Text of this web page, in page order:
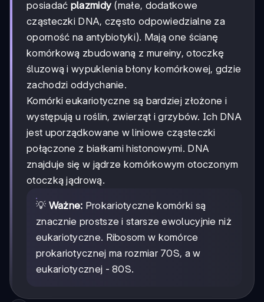
posiadać plazmidy (małe, dodatkowe
cząsteczki DNA, często odpowiedzialne za
oporność na antybiotyki). Mają one ścianę
komórkową zbudowaną z mureiny, otoczkę
śluzową i wypuklenia błony komórkowej, gdzie
zachodzi oddychanie.
Komórki eukariotyczne są bardziej złożone i
występują u roślin, zwierząt i grzybów. Ich DNA
jest uporządkowane w liniowe cząsteczki
połączone z białkami histonowymi. DNA
znajduje się w jądrze komórkowym otoczonym
otoczką jądrową.
💡 Ważne: Prokariotyczne komórki są
znacznie prostsze i starsze ewolucyjnie niż
eukariotyczne. Ribosom w komórce
prokariotycznej ma rozmiar 70S, a w
eukariotycznej - 80S.